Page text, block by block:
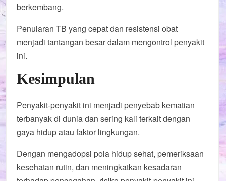
berkembang.
Penularan TB yang cepat dan resistensi obat
menjadi tantangan besar dalam mengontrol penyakit
ini.
Kesimpulan
Penyakit-penyakit ini menjadi penyebab kematian
terbanyak di dunia dan sering kali terkait dengan
gaya hidup atau faktor lingkungan.
Dengan mengadopsi pola hidup sehat, pemeriksaan
kesehatan rutin, dan meningkatkan kesadaran